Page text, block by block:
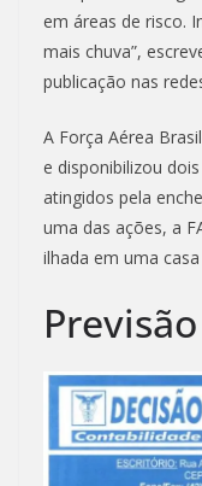
em áreas de risco.
mais chuva”,
publicação nas
A Força Aérea
e disponibilizou
atingidos pela
uma das ações, a
ilhada em uma
Previsão